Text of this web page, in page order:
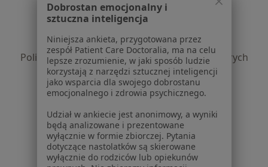
Regulamin
Polityka prywatności pacjentów
Polityka prywatności profesjonalistów
Polityka prywatności dla profesjonalistów, których
dane pozyskaliśmy samodzielnie
Polityka cookies
Jak działają wyniki wyszukiwania
Dostępność
O nas
Praca Rekrutujemy!
Partnerzy
Dobrostan emocjonalny i
sztuczna inteligencja
Niniejsza ankieta, przygotowana przez
zespół Patient Care Doctoralia, ma na celu
lepsze zrozumienie, w jaki sposób ludzie
korzystają z narzędzi sztucznej inteligencji
jako wsparcia dla swojego dobrostanu
emocjonalnego i zdrowia psychicznego.
Udział w ankiecie jest anonimowy, a wyniki
będą analizowane i prezentowane
wyłącznie w formie zbiorczej. Pytania
dotyczące nastolatków są skierowane
wyłącznie do rodziców lub opiekunów